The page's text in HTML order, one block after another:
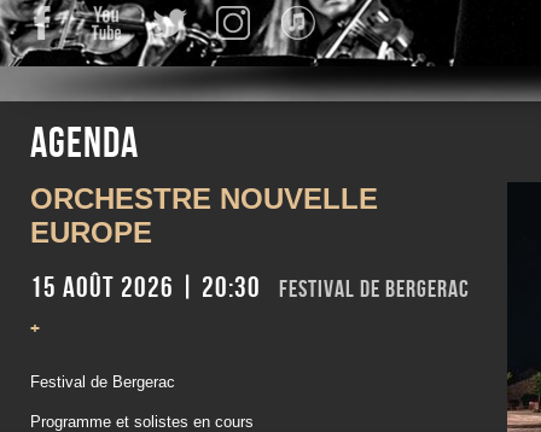
FacebookYouTube Twitter InstagramiTunes
Agenda
ORCHESTRE NOUVELLE
EUROPE
15 août 2026 | 20:30
FESTIVAL DE BERGERAC
+
Festival de Bergerac
Programme et solistes en cours